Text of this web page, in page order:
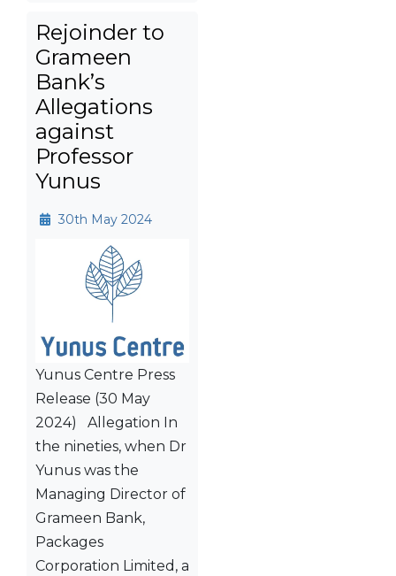
Rejoinder to
Grameen
Bank’s
Allegations
against
Professor
Yunus
30th May 2024
Yunus Centre Press
Release (30 May
2024) Allegation In
the nineties, when Dr
Yunus was the
Managing Director of
Grameen Bank,
Packages
Corporation Limited, a